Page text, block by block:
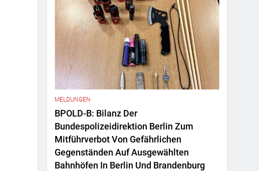
MELDUNGEN
BPOLD-B: Bilanz Der
Bundespolizeidirektion Berlin Zum
Mitführverbot Von Gefährlichen
Gegenständen Auf Ausgewählten
Bahnhöfen In Berlin Und Brandenburg